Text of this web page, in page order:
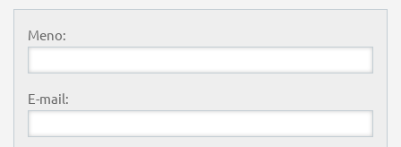
Meno:
E-mail: